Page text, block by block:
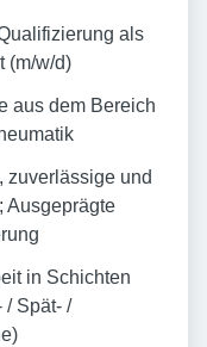
als
(m/w/d)
aus dem Bereich
zuverlässige und
Ausgeprägte
in Schichten
/ Spät- /